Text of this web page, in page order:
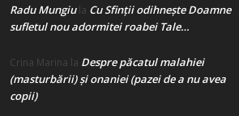
Radu Mungiula Cu Sfinții odihnește Doamne
sufletul nou adormitei roabei Tale…
Crina Marina la Despre păcatul malahiei
(masturbării) şi onaniei (pazei de a nu avea
copii)